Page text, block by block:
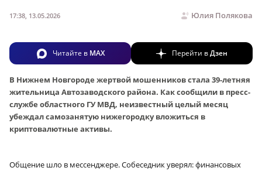
Юлия Полякова
17:38, 13.05.2026
Читайте в MAX Перейти вДзен
В Нижнем Новгороде жертвой мошенников стала 39-летняя
жительница Автозаводского района. Как сообщили в пресс-
службе областного ГУ МВД, неизвестный целый месяц
убеждал самозанятую нижегородку вложиться в
криптовалютные активы.
Общение шло в мессенджере. Собеседник уверял: финансовых